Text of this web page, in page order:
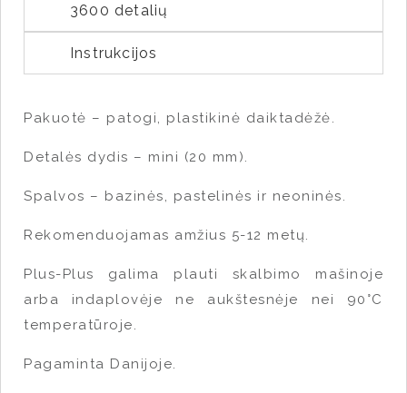
3600 detalių
Instrukcijos
Pakuotė – patogi, plastikinė daiktadėžė.
Detalės dydis – mini (20 mm).
Spalvos – bazinės, pastelinės ir neoninės.
Rekomenduojamas amžius 5-12 metų.
Plus-Plus galima plauti skalbimo mašinoje
arba indaplovėje ne aukštesnėje nei 90°C
temperatūroje.
Pagaminta Danijoje.